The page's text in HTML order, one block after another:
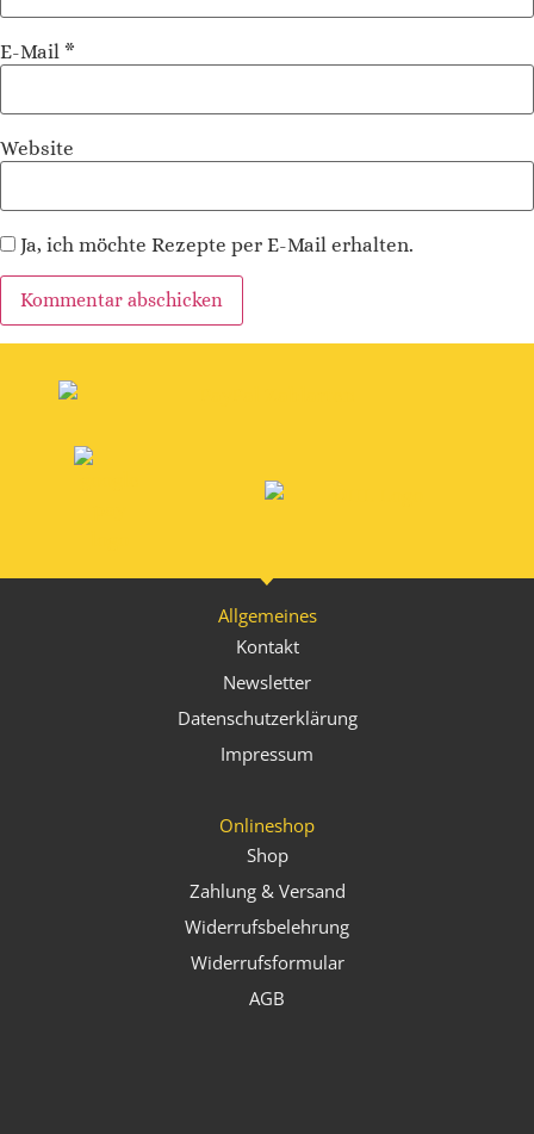
E-Mail *
Website
Ja, ich möchte Rezepte per E-Mail erhalten.
Allgemeines
Kontakt
Newsletter
Datenschutzerklärung
Impressum
Onlineshop
Shop
Zahlung & Versand
Widerrufsbelehrung
Widerrufsformular
AGB